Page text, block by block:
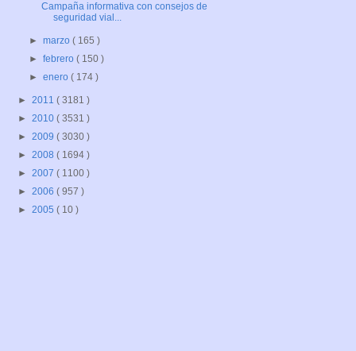
Campaña informativa con consejos de
seguridad vial...
►marzo( 165 )
►febrero( 150 )
►enero( 174 )
► 2011 ( 3181 )
► 2010 ( 3531 )
► 2009 ( 3030 )
► 2008 ( 1694 )
► 2007 ( 1100 )
► 2006 ( 957 )
► 2005 ( 10 )